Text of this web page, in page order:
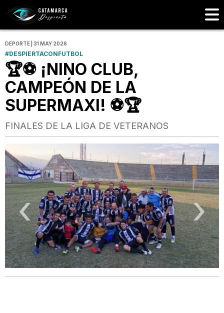
DEPORTE | 31 MAY 2026
#DESPIERTACONFUTBOL
🏆⚽ ¡NINO CLUB,
CAMPEÓN DE LA
SUPERMAXI! ⚽🏆
FINALES DE LA LIGA DE VETERANOS
‹ ›